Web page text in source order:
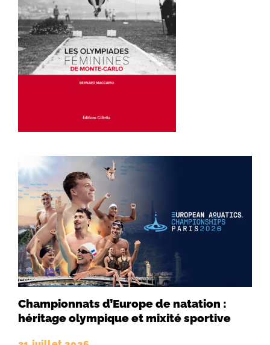
Championnats d’Europe de natation :
héritage olympique et mixité sportive